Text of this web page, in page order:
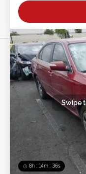
8h : 14m : 34s
Swipe